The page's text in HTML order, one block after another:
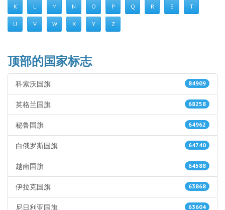
K L M N O P Q R S T
U V W X Y Z
顶部的国家标志
84909
科索沃国旗
68258
英格兰国旗
64962
秘鲁国旗
64740
白俄罗斯国旗
64588
越南国旗
63868
伊拉克国旗
63604
尼日利亚国旗